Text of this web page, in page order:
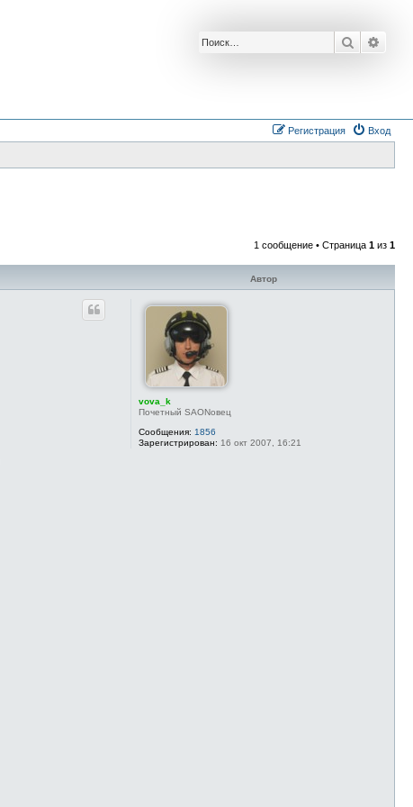
Поиск
Вход
Регистрация
1 сообщение • Страница 1 из 1
Автор
vova_k
Почетный SAONовец
Сообщения: 1856
Зарегистрирован: 16 окт 2007, 16:21